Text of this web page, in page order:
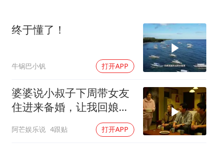
哪吒汽车南宁工厂设备降价20%拍卖
郑国霖回应去景区上班被保安拦下
我国编制完成新版全月地质图
“深圳地面沉降致车辆损坏”不实
奋进开新局 实干挑大梁
终于懂了！
牛锅巴小钒 打开APP
婆婆说小叔子下周带女友
住进来备婚，让我回娘家
阿芒娱乐说 4跟贴 打开APP